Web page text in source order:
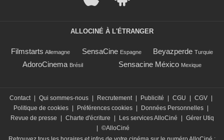
ALLOCINÉ À L'ÉTRANGER
Filmstarts Allemagne SensaCine Espagne Beyazperde Turquie
AdoroCinema Brésil Sensacine México Mexique
Contact | Qui sommes-nous | Recrutement | Publicité | CGU | CGV |
Politique de cookies | Préférences cookies | Données Personnelles |
Revue de presse
| Charte d'écriture | Les services AlloCiné | Gérer Utiq
| ©AlloCiné